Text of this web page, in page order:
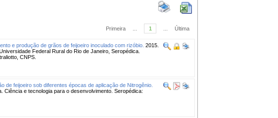
Primeira 1 Última
e produção de grãos de feijoeiro inoculado com rizóbio. 2015.
Federal Rural do Rio de Janeiro, Seropédica.
CNPS.
de feijoeiro sob diferentes épocas de aplicação de Nitrogênio.
Ciência e tecnologia para o desenvolvimento. Seropédica: